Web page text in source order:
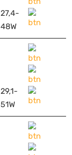
27,4-
48W
29,1-
51W